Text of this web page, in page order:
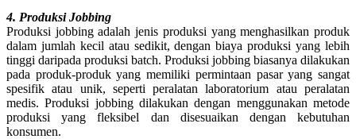
4. Produksi Jobbing
Produksi jobbing adalah jenis produksi yang menghasilkan produk
dalam jumlah kecil atau sedikit, dengan biaya produksi yang lebih
tinggi daripada produksi batch. Produksi jobbing biasanya dilakukan
pada produk-produk yang memiliki permintaan pasar yang sangat
spesifik atau unik, seperti peralatan laboratorium atau peralatan
medis. Produksi jobbing dilakukan dengan menggunakan metode
produksi yang fleksibel dan disesuaikan dengan kebutuhan
konsumen.